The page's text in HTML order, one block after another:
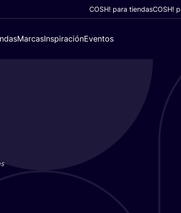
COSH! para tiendasCOSH!
MarcasInspiraciónEventos